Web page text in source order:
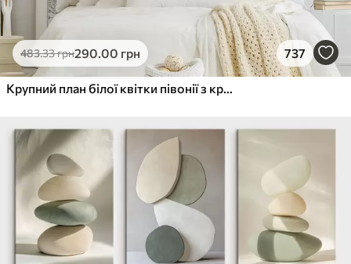
483.33грн290.00 грн 737
Крупний план білої квітки півонії з крапельками води на пелюстках на розмитому фоні